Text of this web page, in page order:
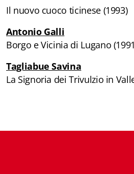
Il nuovo cuoco ticinese (1993)
Antonio Galli
Borgo e Vicinia di Lugano
Tagliabue Savina
La Signoria dei Trivulzio in
Cymbae
Dibattiti & Documenti
Facsimili